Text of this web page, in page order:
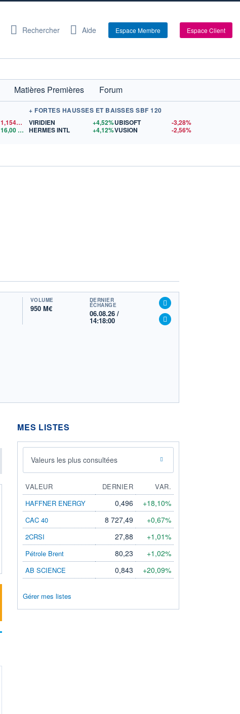
Rechercher Aide Espace Membre Espace Client
Matières Premières
Forum
1,1542$US
16,00$US
+ FORTES HAUSSES ET BAISSES SBF 120
VIRIDIEN
+4,52%
HERMES INTL
+4,12%
UBISOFT
-3,28%
VUSION
-2,56%
VOLUME
950 M€
DERNIER
ÉCHANGE
06.08.26 /
14:18:00
MES LISTES
Valeurs les plus consultées
VALEUR DERNIER
VAR.
HAFFNER ENERGY
0,496 +18,10%
CAC 40 8 727,49 +0,67%
2CRSI 27,88 +1,01%
Pétrole Brent 80,23 +1,02%
AB SCIENCE 0,843 +20,09%
Gérer mes listes